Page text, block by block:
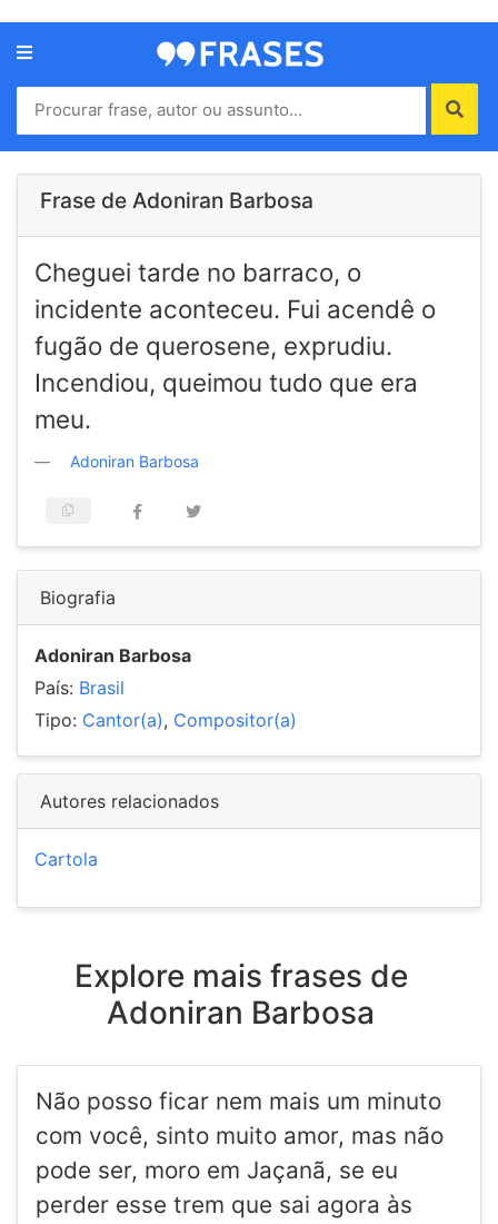
Menu
Home
Autores
de
Contato
Frase de Adoniran Barbosa
Cheguei tarde no barraco, o
incidente aconteceu. Fui acendê o
fugão de querosene, exprudiu.
Incendiou, queimou tudo que era
meu.
Adoniran Barbosa
Biografia
Adoniran Barbosa
País: Brasil
Tipo: Cantor(a), Compositor(a)
Autores relacionados
Cartola
Explore mais frases de
Adoniran Barbosa
Não posso ficar nem mais um minuto
com você, sinto muito amor, mas não
pode ser, moro em Jaçanã, se eu
perder esse trem que sai agora às